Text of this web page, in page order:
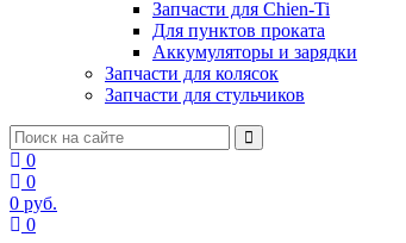
Запчасти для Chien-Ti
Для пунктов проката
Аккумуляторы и зарядки
Запчасти для колясок
Запчасти для стульчиков
0
0
0 руб.
0